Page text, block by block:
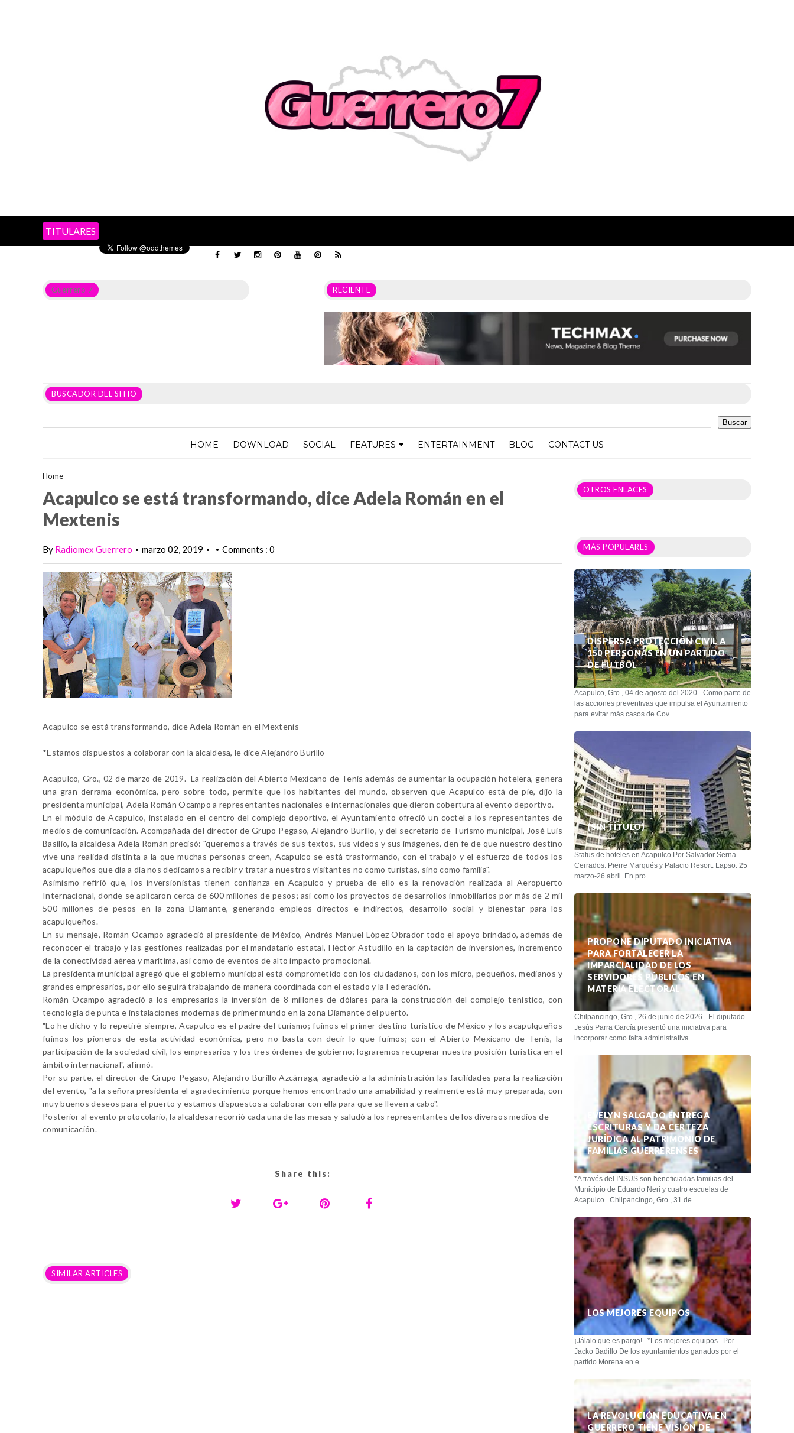
TITULARES
Guerrero 7 RECIENTE
BUSCADOR DEL SITIO
HOME DOWNLOAD SOCIAL FEATURES ENTERTAINMENT BLOG CONTACT US
Home
Acapulco se está transformando, dice Adela Román en el
Mextenis
By Radiomex Guerrero • marzo 02, 2019 • • Comments : 0
Acapulco se está transformando, dice Adela Román en el Mextenis
*Estamos dispuestos a colaborar con la alcaldesa, le dice Alejandro Burillo
Acapulco, Gro., 02 de marzo de 2019.- La realización del Abierto Mexicano de Tenis además de aumentar la ocupación hotelera, genera
una gran derrama económica, pero sobre todo, permite que los habitantes del mundo, observen que Acapulco está de pie, dijo la
presidenta municipal, Adela Román Ocampo a representantes nacionales e internacionales que dieron cobertura al evento deportivo.
En el módulo de Acapulco, instalado en el centro del complejo deportivo, el Ayuntamiento ofreció un coctel a los representantes de
medios de comunicación. Acompañada del director de Grupo Pegaso, Alejandro Burillo, y del secretario de Turismo municipal, José Luis
Basilio, la alcaldesa Adela Román precisó: "queremos a través de sus textos, sus videos y sus imágenes, den fe de que nuestro destino
vive una realidad distinta a la que muchas personas creen, Acapulco se está trasformando, con el trabajo y el esfuerzo de todos los
acapulqueños que día a día nos dedicamos a recibir y tratar a nuestros visitantes no como turistas, sino como familia".
Asimismo refirió que, los inversionistas tienen confianza en Acapulco y prueba de ello es la renovación realizada al Aeropuerto
Internacional, donde se aplicaron cerca de 600 millones de pesos; así como los proyectos de desarrollos inmobiliarios por más de 2 mil
500 millones de pesos en la zona Diamante, generando empleos directos e indirectos, desarrollo social y bienestar para los
acapulqueños.
En su mensaje, Román Ocampo agradeció al presidente de México, Andrés Manuel López Obrador todo el apoyo brindado, además de
reconocer el trabajo y las gestiones realizadas por el mandatario estatal, Héctor Astudillo en la captación de inversiones, incremento
de la conectividad aérea y marítima, así como de eventos de alto impacto promocional.
La presidenta municipal agregó que el gobierno municipal está comprometido con los ciudadanos, con los micro, pequeños, medianos y
grandes empresarios, por ello seguirá trabajando de manera coordinada con el estado y la Federación.
Román Ocampo agradeció a los empresarios la inversión de 8 millones de dólares para la construcción del complejo tenístico, con
tecnología de punta e instalaciones modernas de primer mundo en la zona Diamante del puerto.
"Lo he dicho y lo repetiré siempre, Acapulco es el padre del turismo; fuimos el primer destino turístico de México y los acapulqueños
fuimos los pioneros de esta actividad económica, pero no basta con decir lo que fuimos; con el Abierto Mexicano de Tenis, la
participación de la sociedad civil, los empresarios y los tres órdenes de gobierno; lograremos recuperar nuestra posición turística en el
ámbito internacional", afirmó.
Por su parte, el director de Grupo Pegaso, Alejandro Burillo Azcárraga, agradeció a la administración las facilidades para la realización
del evento, "a la señora presidenta el agradecimiento porque hemos encontrado una amabilidad y realmente está muy preparada, con
muy buenos deseos para el puerto y estamos dispuestos a colaborar con ella para que se lleven a cabo".
Posterior al evento protocolario, la alcaldesa recorrió cada una de las mesas y saludó a los representantes de los diversos medios de
comunicación.
Share this:
SIMILAR ARTICLES
OTROS ENLACES
MÁS POPULARES
DISPERSA PROTECCIÓN CIVIL A
150 PERSONAS EN UN PARTIDO
DE FUTBOL
Acapulco, Gro., 04 de agosto del 2020.- Como parte de
las acciones preventivas que impulsa el Ayuntamiento
para evitar más casos de Cov...
(SIN TÍTULO)
Status de hoteles en Acapulco Por Salvador Serna
Cerrados: Pierre Marqués y Palacio Resort. Lapso: 25
marzo-26 abril. En pro...
PROPONE DIPUTADO INICIATIVA
PARA FORTALECER LA
IMPARCIALIDAD DE LOS
SERVIDORES PÚBLICOS EN
MATERIA ELECTORAL
Chilpancingo, Gro., 26 de junio de 2026.- El diputado
Jesús Parra García presentó una iniciativa para
incorporar como falta administrativa...
EVELYN SALGADO ENTREGA
ESCRITURAS Y DA CERTEZA
JURÍDICA AL PATRIMONIO DE
FAMILIAS GUERRERENSES
*A través del INSUS son beneficiadas familias del
Municipio de Eduardo Neri y cuatro escuelas de
Acapulco Chilpancingo, Gro., 31 de ...
LOS MEJORES EQUIPOS
¡Jálalo que es pargo! *Los mejores equipos Por
Jacko Badillo De los ayuntamientos ganados por el
partido Morena en e...
LA REVOLUCIÓN EDUCATIVA EN
GUERRERO TIENE VISIÓN DE